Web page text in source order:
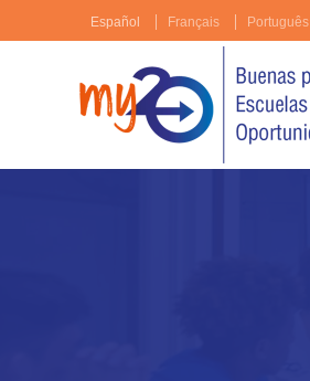
Español Français Português